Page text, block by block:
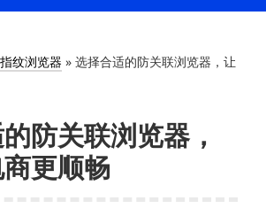
纹浏览器 » 选择合适的防关联浏览器，让
防关联浏览器，
更顺畅